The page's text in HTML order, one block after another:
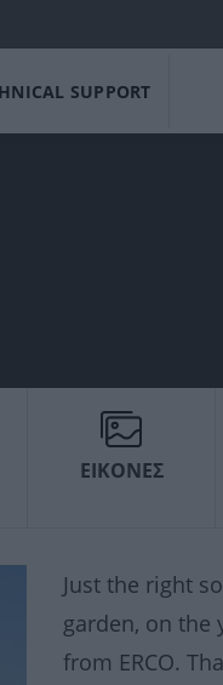
SUPPORT
ΕΙΚΟΝΕΣ
Just the right
garden, on the
from ERCO.